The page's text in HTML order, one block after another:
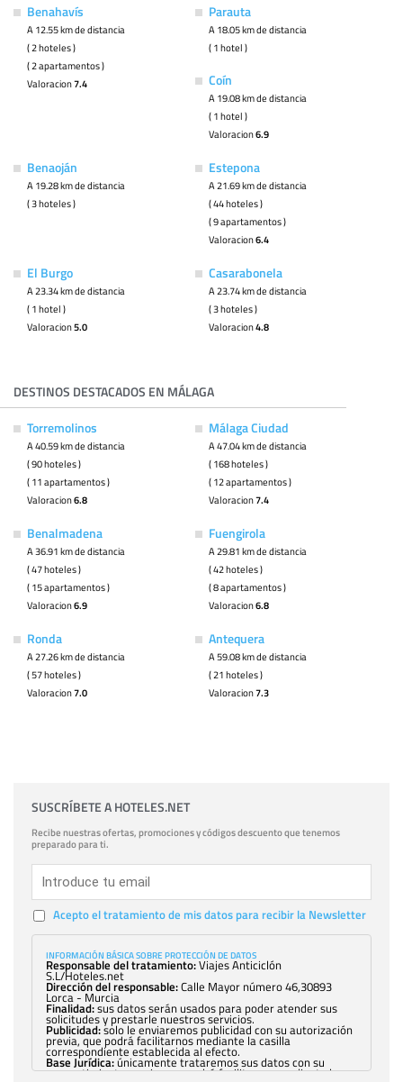
Benahavís
A 12.55 km de distancia
( 2 hoteles )
( 2 apartamentos )
Valoracion7.4
Parauta
A 18.05 km de distancia
( 1 hotel )
Coín
A 19.08 km de distancia
( 1 hotel )
Valoracion6.9
Benaoján
A 19.28 km de distancia
( 3 hoteles )
Estepona
A 21.69 km de distancia
( 44 hoteles )
( 9 apartamentos )
Valoracion6.4
El Burgo
A 23.34 km de distancia
( 1 hotel )
Valoracion5.0
Casarabonela
A 23.74 km de distancia
( 3 hoteles )
Valoracion4.8
DESTINOS DESTACADOS EN MÁLAGA
Torremolinos
A 40.59 km de distancia
( 90 hoteles )
( 11 apartamentos )
Valoracion6.8
Málaga Ciudad
A 47.04 km de distancia
( 168 hoteles )
( 12 apartamentos )
Valoracion7.4
Benalmadena
A 36.91 km de distancia
( 47 hoteles )
( 15 apartamentos )
Valoracion6.9
Fuengirola
A 29.81 km de distancia
( 42 hoteles )
( 8 apartamentos )
Valoracion6.8
Ronda
A 27.26 km de distancia
( 57 hoteles )
Valoracion7.0
Antequera
A 59.08 km de distancia
( 21 hoteles )
Valoracion7.3
SUSCRÍBETE A HOTELES.NET
Recibe nuestras ofertas, promociones y códigos descuento que tenemos
preparado para ti.
Acepto el tratamiento de mis datos para recibir la Newsletter
INFORMACIÓN BÁSICA SOBRE PROTECCIÓN DE DATOS
Responsable del tratamiento:Viajes Anticiclón
S.L/Hoteles.net
Dirección del responsable:Calle Mayor número 46,30893
Lorca - Murcia
Finalidad:sus datos serán usados para poder atender sus
solicitudes y prestarle nuestros servicios.
Publicidad:solo le enviaremos publicidad con su autorización
previa, que podrá facilitarnos mediante la casilla
correspondiente establecida al efecto.
Base Jurídica:únicamente trataremos sus datos con su
consentimiento previo, que podrá facilitarnos mediante la